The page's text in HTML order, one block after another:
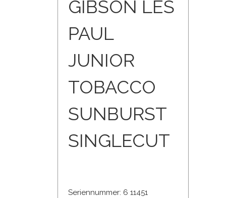
GIBSON LES
PAUL
JUNIOR
TOBACCO
SUNBURST
SINGLECUT
Seriennummer: 6 11451